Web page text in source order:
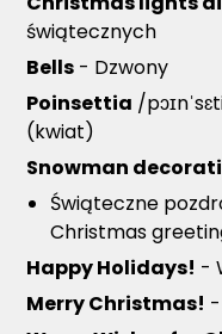
świątecznych
Bells - Dzwony
Poinsettia /
(kwiat)
Snowman
Świąteczne
Christmas
Happy Holidays! -
Merry Christmas!